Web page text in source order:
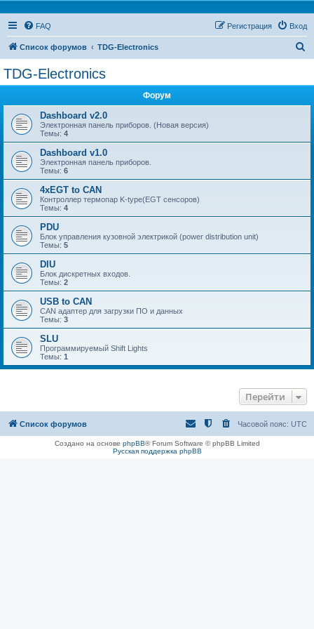
FAQ Вход
Регистрация
Список форумов TDG-Electronics
TDG-Electronics
Форум
Dashboard v2.0
Электронная панель приборов. (Новая версия)
Темы: 4
Dashboard v1.0
Электронная панель приборов.
Темы: 6
4xEGT to CAN
Контроллер термопар K-type(EGT сенсоров)
Темы: 4
PDU
Блок управления кузовной электрикой (power distribution unit)
Темы: 5
DIU
Блок дискретных входов.
Темы: 2
USB to CAN
CAN адаптер для загрузки ПО и данных
Темы: 3
SLU
Программируемый Shift Lights
Темы: 1
Перейти
Список форумов Часовой пояс: UTC
Создано на основе phpBB® Forum Software © phpBB Limited
Русская поддержка phpBB